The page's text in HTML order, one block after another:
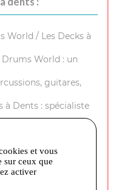
World / Les Decks à
World : un
guitares,
à Dents : spécialiste
rue porte de
et vous
sur ceux que
activer